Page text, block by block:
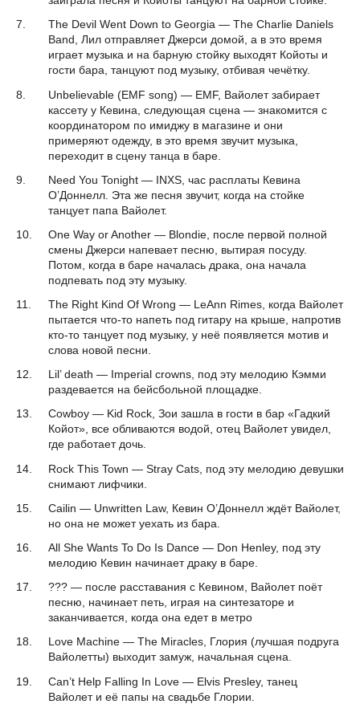
The Devil Went Down to Georgia — The Charlie Daniels
Band, Лил отправляет Джерси домой, а в это время
играет музыка и на барную стойку выходят Койоты и
гости бара, танцуют под музыку, отбивая чечётку.
Unbelievable (EMF song) — EMF, Вайолет забирает
кассету у Кевина, следующая сцена — знакомится с
координатором по имиджу в магазине и они
примеряют одежду, в это время звучит музыка,
переходит в сцену танца в баре.
Need You Tonight — INXS, час расплаты Кевина
О’Доннелл. Эта же песня звучит, когда на стойке
танцует папа Вайолет.
One Way or Another — Blondie, после первой полной
смены Джерси напевает песню, вытирая посуду.
Потом, когда в баре началась драка, она начала
подпевать под эту музыку.
The Right Kind Of Wrong — LeAnn Rimes, когда Вайолет
пытается что-то напеть под гитару на крыше, напротив
кто-то танцует под музыку, у неё появляется мотив и
слова новой песни.
Lil’ death — Imperial crowns, под эту мелодию Кэмми
раздевается на бейсбольной площадке.
Cowboy — Kid Rock, Зои зашла в гости в бар «Гадкий
Койот», все обливаются водой, отец Вайолет увидел,
где работает дочь.
Rock This Town — Stray Cats, под эту мелодию девушки
снимают лифчики.
Cailin — Unwritten Law, Кевин О’Доннелл ждёт Вайолет,
но она не может уехать из бара.
All She Wants To Do Is Dance — Don Henley, под эту
мелодию Кевин начинает драку в баре.
??? — после расставания с Кевином, Вайолет поёт
песню, начинает петь, играя на синтезаторе и
заканчивается, когда она едет в метро
Love Machine — The Miracles, Глория (лучшая подруга
Вайолетты) выходит замуж, начальная сцена.
Can’t Help Falling In Love — Elvis Presley, танец
Вайолет и её папы на свадьбе Глории.